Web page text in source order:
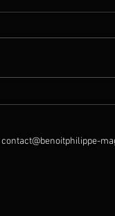
contact@benoitphilippe-